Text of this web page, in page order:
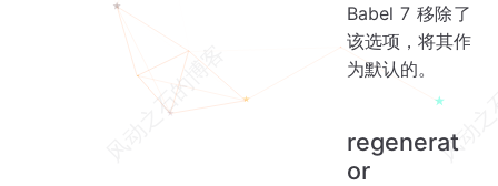
Babel 7 移除了
该选项，将其作
为默认的。
regenerat
or